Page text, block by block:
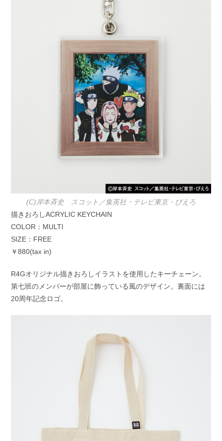
(C)岸本斉史 スコット／集英社・テレビ東京・ぴえろ
描きおろしACRYLIC KEYCHAIN
COLOR：MULTI
SIZE：FREE
￥880(tax in)
R4Gオリジナル描きおろしイラストを使用したキーチェーン。
第七班のメンバーが部屋に飾っている風のデザイン。裏面には
20周年記念ロゴ。